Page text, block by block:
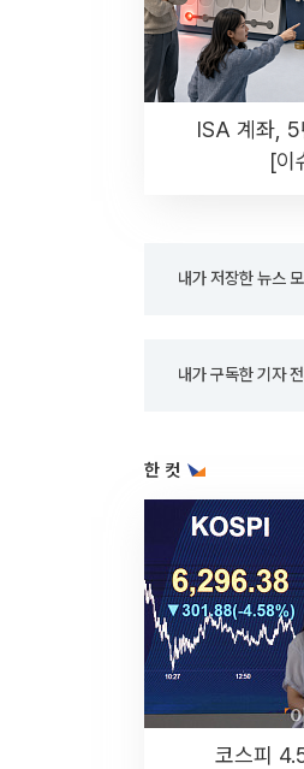
ISA 계좌, 5
[이
내가 저장한 뉴스 모
내가 구독한 기자 전
한 컷
코스피